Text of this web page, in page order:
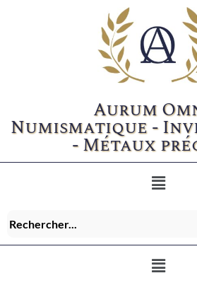
Aurum
Numismatique -
- Métaux